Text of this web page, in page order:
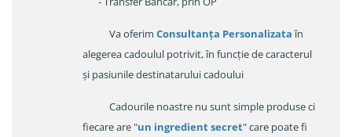
Va oferim Consultanța Personalizataîn
alegerea cadoulul potrivit, în funcție de caracterul
și pasiunile destinatarului cadoului
Cadourile noastre nu sunt simple produse ci
fiecare are "un ingredient secret" care poate fi